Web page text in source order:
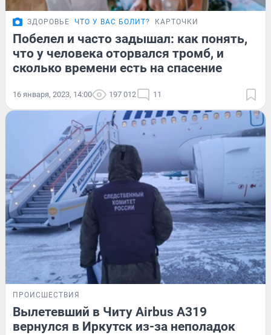
ЗДОРОВЬЕ ЧТО У ВАС БОЛИТ? КАРТОЧКИ
Побелел и часто задышал: как понять,
что у человека оторвался тромб, и
сколько времени есть на спасение
16 января, 2023, 14:00 197 012 11
ПРОИСШЕСТВИЯ
Вылетевший в Читу Airbus A319
вернулся в Иркутск из-за неполадок